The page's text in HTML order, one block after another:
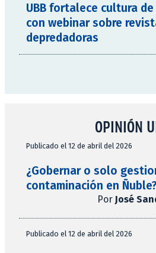
UBB fortalece cultura
con webinar sobre
depredadoras
OPINIÓN
Publicado el 12 de abril del 2026
¿Gobernar o solo
contaminación en Ñuble?
Por José
Publicado el 12 de abril del 2026